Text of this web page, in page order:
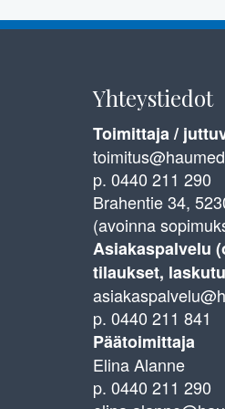
Yhteystiedot
Toimittaja /
p. 0440 211 290
Brahentie 34,
(avoinna
Asiakaspalvelu
tilaukset,
p. 0440 211 841
Päätoimittaja
Elina Alanne
p. 0440 211 290